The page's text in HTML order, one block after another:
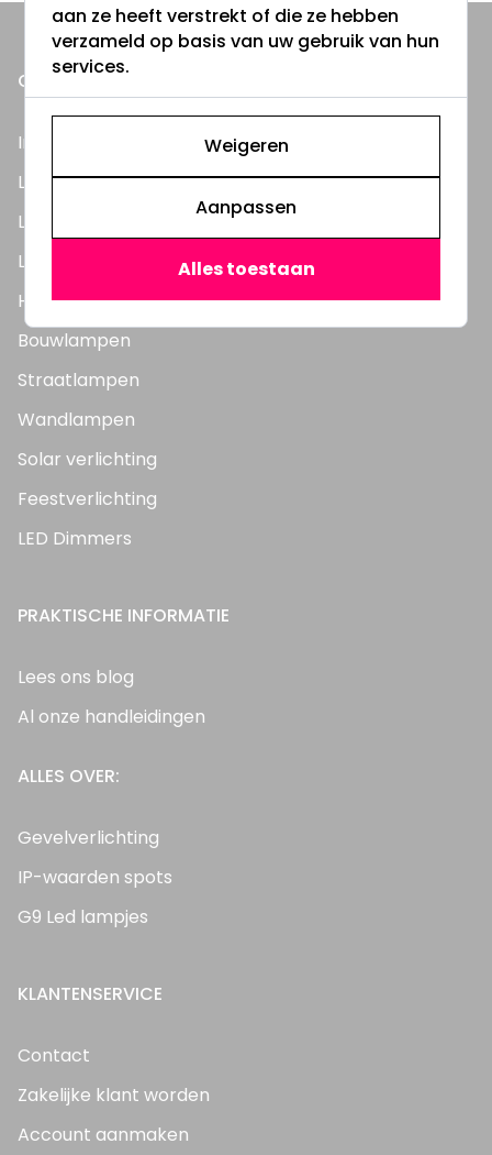
ONZE PRODUCTEN
Inbouwspots
LED Lampen
LED TL Buizen
LED Panelen
Highbay's / Ufo's
Bouwlampen
Straatlampen
Wandlampen
Solar verlichting
Feestverlichting
LED Dimmers
PRAKTISCHE INFORMATIE
Lees ons blog
Al onze handleidingen
ALLES OVER:
Gevelverlichting
IP-waarden spots
G9 Led lampjes
KLANTENSERVICE
Contact
Zakelijke klant worden
Account aanmaken
aan ze heeft verstrekt of die ze hebben
verzameld op basis van uw gebruik van hun
services.
Weigeren
Aanpassen
Alles toestaan